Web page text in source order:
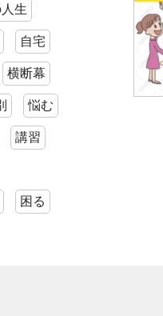
生
自宅
横断幕
悩む
講習
困る